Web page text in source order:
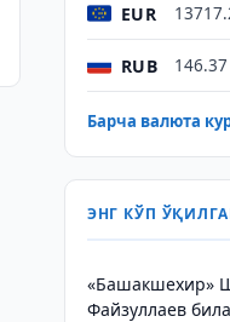
EUR
RUB
Барча валюта
ЭНГ КЎП
«Башакшехир»
Файзуллаев